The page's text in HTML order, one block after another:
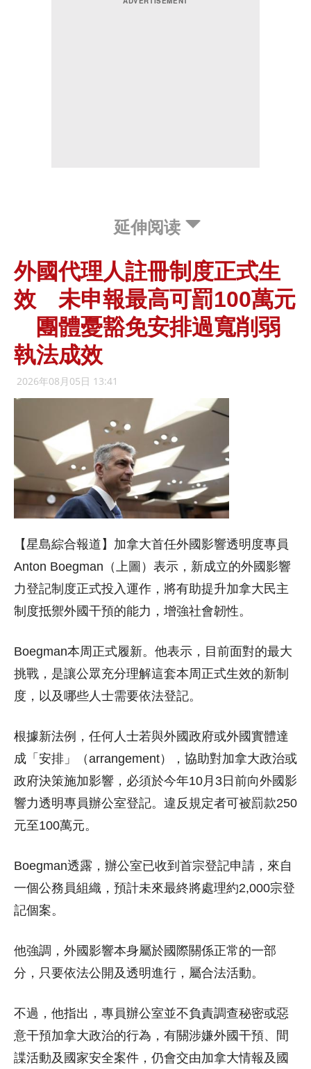
延伸阅读
外國代理人註冊制度正式生
效 未申報最高可罰100萬元
團體憂豁免安排過寬削弱
執法成效
2026年08月05日 13:41
【星島綜合報道】加拿大首任外國影響透明度專員
Anton Boegman（上圖）表示，新成立的外國影響
力登記制度正式投入運作，將有助提升加拿大民主
制度抵禦外國干預的能力，增強社會韌性。
Boegman本周正式履新。他表示，目前面對的最大
挑戰，是讓公眾充分理解這套本周正式生效的新制
度，以及哪些人士需要依法登記。
根據新法例，任何人士若與外國政府或外國實體達
成「安排」（arrangement），協助對加拿大政治或
政府決策施加影響，必須於今年10月3日前向外國影
響力透明專員辦公室登記。違反規定者可被罰款250
元至100萬元。
Boegman透露，辦公室已收到首宗登記申請，來自
一個公務員組織，預計未來最終將處理約2,000宗登
記個案。
他強調，外國影響本身屬於國際關係正常的一部
分，只要依法公開及透明進行，屬合法活動。
不過，他指出，專員辦公室並不負責調查秘密或惡
意干預加拿大政治的行為，有關涉嫌外國干預、間
諜活動及國家安全案件，仍會交由加拿大情報及國